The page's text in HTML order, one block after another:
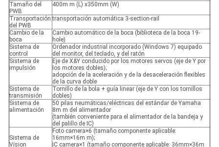
Tamaño del
PWB
400m m (L) x350mm (W)
Transportación
del PWB
transportación automática 3-section-rail
Cambio de la
boca
Cambio automático de la boca (biblioteca de la boca 19-
hole)
Sistema de
control
Ordenador industrial incorporado (Windows 7) equipado
del monitor, del teclado, y del ratón
Sistema de
impulsión
Eje de X&Y conducido por los motores servos (eje de Y por
los motores dobles);
adopción de la aceleración y de la desaceleración flexibles
de la curva doble
Sistema de
transmisión
Tornillo de la bola + guía linear (eje de Y con los tornillos
dobles)
Sistema de
alimentación
50 pilas neumáticas/eléctricas del estándar de Yamaha
8m m del alimentador
(también conveniente para el alimentador de la bandeja y
del palillo de IC)
Sistema de
Vision
Foto camera×6 (tamaño componente aplicable:
16mm×16m m);
IC camera×1 (tamaño componente aplicable: 36mm×36m